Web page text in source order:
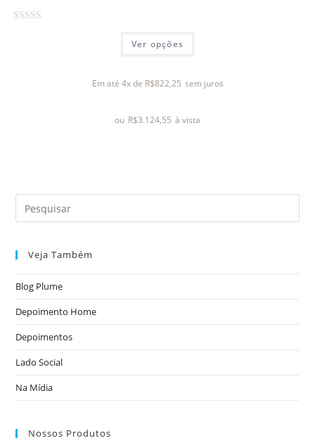
Ver opções
Em até 4x de R$822,25 sem juros
ou R$3.124,55 à vista
Veja Também
Blog Plume
Depoimento Home
Depoimentos
Lado Social
Na Mídia
Nossos Produtos